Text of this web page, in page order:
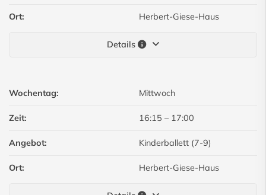
Ort: Herbert-Giese-Haus
Details
Wochentag: Mittwoch
Zeit: 16:15 – 17:00
Angebot: Kinderballett (7-9)
Ort: Herbert-Giese-Haus